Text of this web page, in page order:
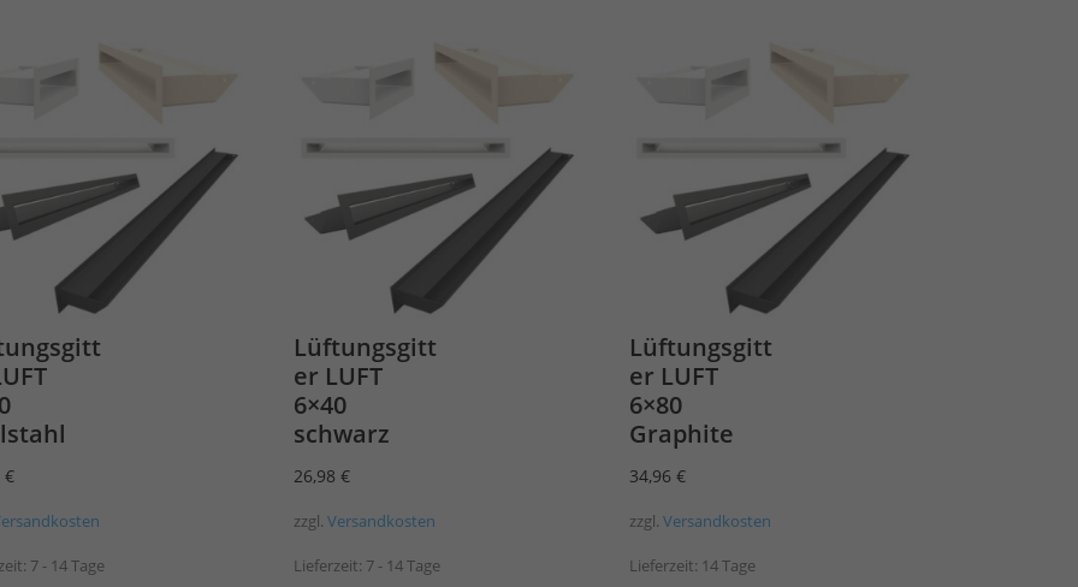
€
7 - 14 Tage
Lüftungsgitt
er LUFT
6×40
schwarz
26,98€
zzgl.Versandkosten
Lieferzeit: 7 - 14 Tage
Lüftungsgitt
er LUFT
6×80
Graphite
34,96€
zzgl.Versandkosten
Lieferzeit: 14 Tage